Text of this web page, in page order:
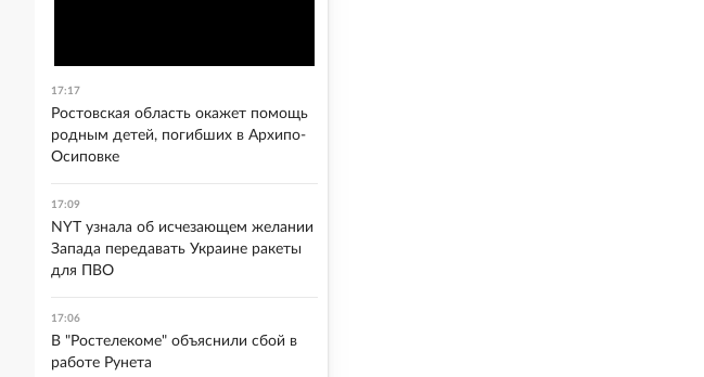
17:17
Ростовская область окажет помощь
родным детей, погибших в Архипо-
Осиповке
17:09
NYT узнала об исчезающем желании
Запада передавать Украине ракеты
для ПВО
17:06
В "Ростелекоме" объяснили сбой в
работе Рунета